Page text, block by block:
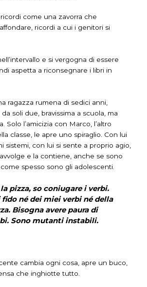
come una zavorra che
ricordi a cui i genitori si
e si vergogna di essere
aspetta a riconsegnare i libri in
ragazza rumena di sedici anni,
soli due, bravissima a scuola, ma
Solo l’amicizia con Marco, l’altro
classe, le apre uno spiraglio. Con lui
sistemi, con lui si sente a proprio agio,
e la contiene, anche se sono
spesso sono gli adolescenti.
pizza, so coniugare i verbi.
fido né dei miei verbi né della
Bisogna avere paura di
Sono mutanti instabili.
cambia ogni cosa, apre un buco,
che inghiotte tutto.